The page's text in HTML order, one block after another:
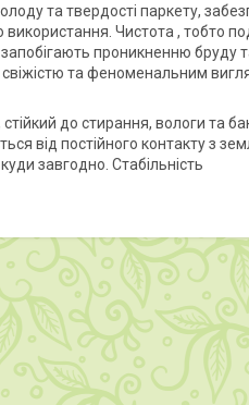
та твердості паркету,
Чистота , тобто
запобігають проникненню
та феноменальним
до стирання, вологи та
від постійного контакту з
завгодно. Стабільність